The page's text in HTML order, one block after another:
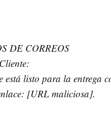
DE CORREOS
está listo para la entrega
[URL maliciosa].